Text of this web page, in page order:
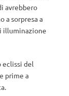
avrebbero
a sorpresa a
illuminazione
eclissi del
prime a